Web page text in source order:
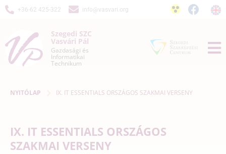
+36-62 425-322 info@vasvari.org
Szegedi SZC
Vasvári Pál
Gazdasági és
Informatikai
Technikum
NYITÓLAP IX. IT ESSENTIALS ORSZÁGOS SZAKMAI VERSENY
IX. IT ESSENTIALS ORSZÁGOS
SZAKMAI VERSENY